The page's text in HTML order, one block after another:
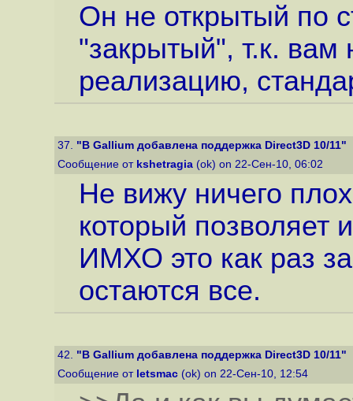
Он не открытый по
"закрытый", т.к. вам
реализацию,
37. "В Gallium добавлена поддержка Direct3D 10/11"
Сообщение от kshetragia (ok) on 22-Сен-10, 06:02
Не вижу ничего
который позволяет
ИМХО это как раз
остаются все.
42. "В Gallium добавлена поддержка Direct3D 10/11"
Сообщение от letsmac (ok) on 22-Сен-10, 12:54